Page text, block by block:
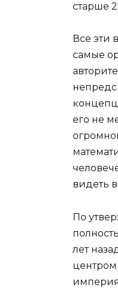
старше
Все эти
самые
его не
видеть
По
лет
центром
империя